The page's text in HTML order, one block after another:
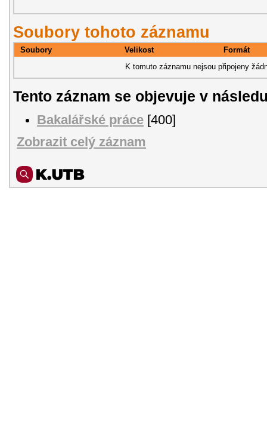
Soubory tohoto záznamu
Soubory Velikost
Formát
K tomuto záznamu nejsou připojeny
Tento záznam se objevuje v
Bakalářské práce [400]
Zobrazit celý záznam